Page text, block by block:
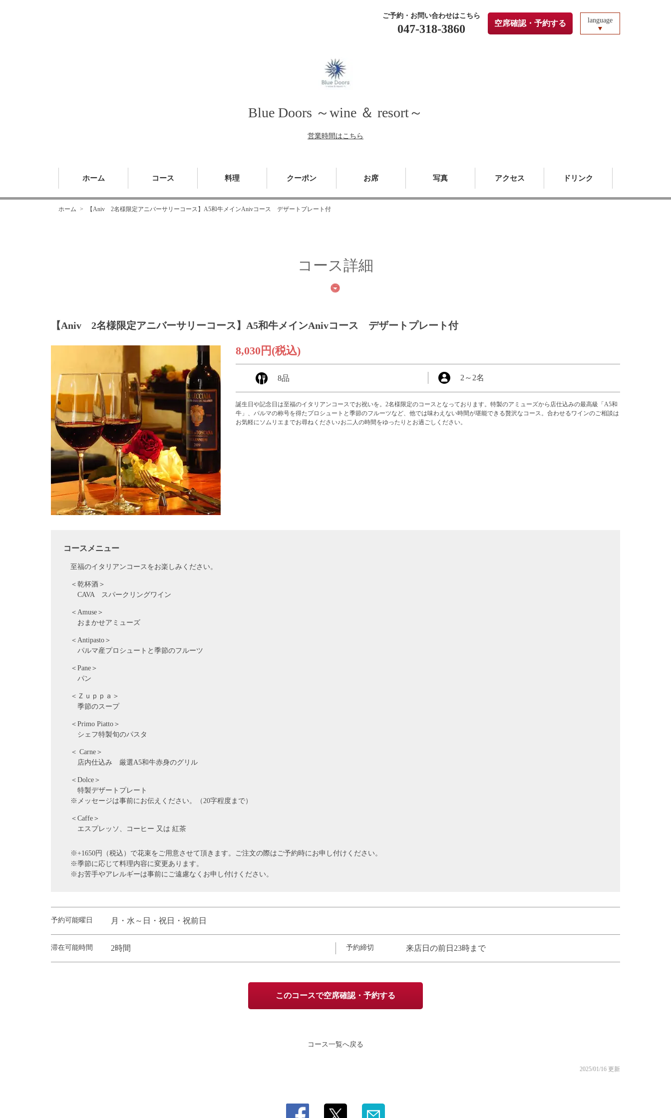
ご予約・お問い合わせはこちら
047-318-3860 空席確認・予約する language
Blue Doors ～wine ＆ resort～
営業時間はこちら
ホーム コース 料理 クーポン お席 写真 アクセス ドリンク
ホーム 【Aniv 2名様限定アニバーサリーコース】A5和牛メインAnivコース デザートプレート付
コース詳細
【Aniv 2名様限定アニバーサリーコース】A5和牛メインAnivコース デザートプレート付
8,030円 (税込)
8品 2 ～ 2名
誕生日や記念日は至福のイタリアンコースでお祝いを。2名様限定のコースとなっております。特製のアミューズから店仕込みの最高級「A5和
牛」、パルマの称号を得たプロシュートと季節のフルーツなど、他では味わえない時間が堪能できる贅沢なコース。合わせるワインのご相談は
お気軽にソムリエまでお尋ねください♪お二人の時間をゆったりとお過ごしください。
コースメニュー
至福のイタリアンコースをお楽しみください。
＜乾杯酒＞
CAVA スパークリングワイン
＜Amuse＞
おまかせアミューズ
＜Antipasto＞
パルマ産プロシュートと季節のフルーツ
＜Pane＞
パン
＜Ｚｕｐｐａ＞
季節のスープ
＜Primo Piatto＞
シェフ特製旬のパスタ
＜ Carne＞
店内仕込み 厳選A5和牛赤身のグリル
＜Dolce＞
特製デザートプレート
※メッセージは事前にお伝えください。（20字程度まで）
＜Caffe＞
エスプレッソ、コーヒー 又は 紅茶
※+1650円（税込）で花束をご用意させて頂きます。ご注文の際はご予約時にお申し付けください。
※季節に応じて料理内容に変更あります。
※お苦手やアレルギーは事前にご遠慮なくお申し付けください。
予約可能曜日 月・水～日・祝日・祝前日
滞在可能時間 2時間 予約締切 来店日の前日23時まで
このコースで空席確認・予約する
コース一覧へ戻る
2025/01/16 更新